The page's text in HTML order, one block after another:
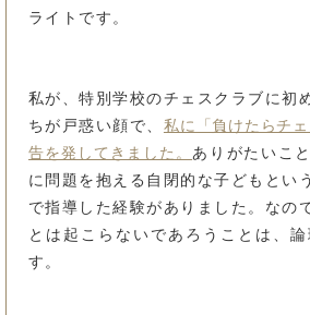
ライトです。
私が、特別学校のチェスクラブに初
ちが戸惑い顔で、 私に「負けたらチ
告を発してきました。 ありがたいこ
に問題を抱える自閉的な子どもとい
で指導した経験がありました。なの
とは起こらないであろうことは、
す。